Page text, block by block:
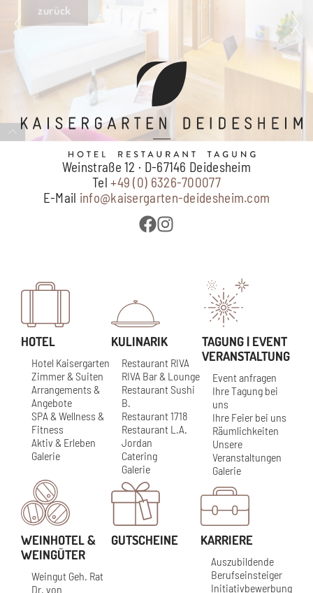
Weinstraße 12 · D-67146 Deidesheim
Tel+49 (0) 6326-700077
E-Mail info@kaisergarten-deidesheim.com
HOTEL
Hotel Kaisergarten
Zimmer & Suiten
Arrangements &
Angebote
SPA & Wellness &
Fitness
Aktiv & Erleben
Galerie
KULINARIK
Restaurant RIVA
RIVA Bar & Lounge
Restaurant Sushi
B.
Restaurant 1718
Restaurant L.A.
Jordan
Catering
Galerie
TAGUNG | EVENT
VERANSTALTUNG
Event anfragen
Ihre Tagung bei
uns
Ihre Feier bei uns
Räumlichkeiten
Unsere
Veranstaltungen
Galerie
WEINHOTEL &
WEINGÜTER
Weingut Geh. Rat
Dr. von
GUTSCHEINE KARRIERE
Auszubildende
Berufseinsteiger
Initiativbewerbung